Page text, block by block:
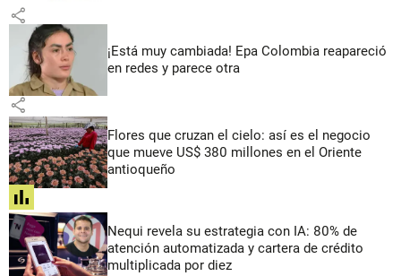
share
¡Está muy cambiada! Epa Colombia reapareció
en redes y parece otra
share
Flores que cruzan el cielo: así es el negocio
que mueve US$ 380 millones en el Oriente
antioqueño
share
Nequi revela su estrategia con IA: 80% de
atención automatizada y cartera de crédito
multiplicada por diez